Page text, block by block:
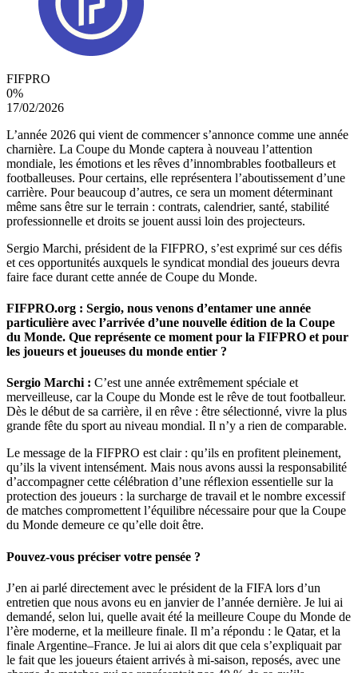
FIFPRO
0%
17/02/2026
L’année 2026 qui vient de commencer s’annonce comme une année
charnière. La Coupe du Monde captera à nouveau l’attention
mondiale, les émotions et les rêves d’innombrables footballeurs et
footballeuses. Pour certains, elle représentera l’aboutissement d’une
carrière. Pour beaucoup d’autres, ce sera un moment déterminant
même sans être sur le terrain : contrats, calendrier, santé, stabilité
professionnelle et droits se jouent aussi loin des projecteurs.
Sergio Marchi, président de la FIFPRO, s’est exprimé sur ces défis
et ces opportunités auxquels le syndicat mondial des joueurs devra
faire face durant cette année de Coupe du Monde.
FIFPRO.org : Sergio, nous venons d’entamer une année
particulière avec l’arrivée d’une nouvelle édition de la Coupe
du Monde. Que représente ce moment pour la FIFPRO et pour
les joueurs et joueuses du monde entier ?
Sergio Marchi : C’est une année extrêmement spéciale et
merveilleuse, car la Coupe du Monde est le rêve de tout footballeur.
Dès le début de sa carrière, il en rêve : être sélectionné, vivre la plus
grande fête du sport au niveau mondial. Il n’y a rien de comparable.
Le message de la FIFPRO est clair : qu’ils en profitent pleinement,
qu’ils la vivent intensément. Mais nous avons aussi la responsabilité
d’accompagner cette célébration d’une réflexion essentielle sur la
protection des joueurs : la surcharge de travail et le nombre excessif
de matches compromettent l’équilibre nécessaire pour que la Coupe
du Monde demeure ce qu’elle doit être.
Pouvez-vous préciser votre pensée ?
J’en ai parlé directement avec le président de la FIFA lors d’un
entretien que nous avons eu en janvier de l’année dernière. Je lui ai
demandé, selon lui, quelle avait été la meilleure Coupe du Monde de
l’ère moderne, et la meilleure finale. Il m’a répondu : le Qatar, et la
finale Argentine–France. Je lui ai alors dit que cela s’expliquait par
le fait que les joueurs étaient arrivés à mi-saison, reposés, avec une